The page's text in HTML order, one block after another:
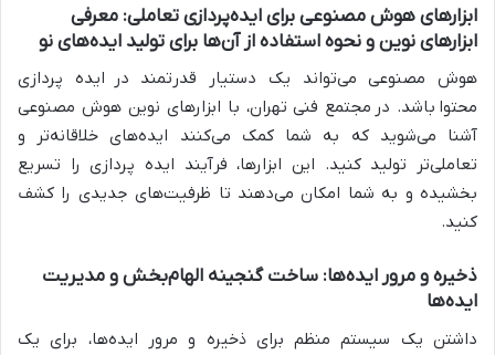
ابزارهای هوش مصنوعی برای ایده‌پردازی تعاملی: معرفی
ابزارهای نوین و نحوه استفاده از آن‌ها برای تولید ایده‌های نو
هوش مصنوعی می‌تواند یک دستیار قدرتمند در ایده پردازی
محتوا باشد. در مجتمع فنی تهران، با ابزارهای نوین هوش مصنوعی
آشنا می‌شوید که به شما کمک می‌کنند ایده‌های خلاقانه‌تر و
تعاملی‌تر تولید کنید. این ابزارها، فرآیند ایده پردازی را تسریع
بخشیده و به شما امکان می‌دهند تا ظرفیت‌های جدیدی را کشف
کنید.
ذخیره و مرور ایده‌ها: ساخت گنجینه الهام‌بخش و مدیریت
ایده‌ها
داشتن یک سیستم منظم برای ذخیره و مرور ایده‌ها، برای یک